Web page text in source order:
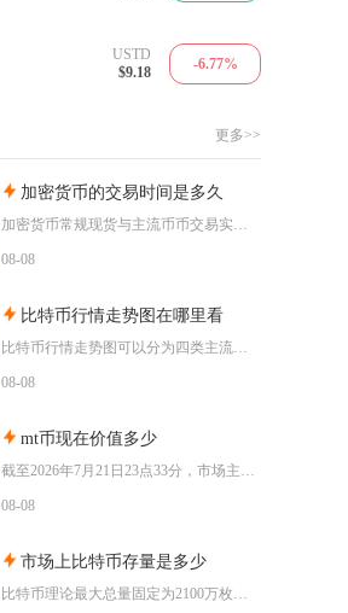
USTD
$9.18
-6.77%
更多>>
加密货币的交易时间是多久
加密货币常规现货与主流币币交易实行7天24小时全年不间断交易，一年365天无休市、无开盘收
08-08
比特币行情走势图在哪里看
比特币行情走势图可以分为四类主流查看渠道，分别是头部加密货币交易所自带行情系统、全球专业金
08-08
mt币现在价值多少
截至2026年7月21日23点33分，市场主流收录的MintToken（MT币）实时单价为
08-08
市场上比特币存量是多少
比特币理论最大总量固定为2100万枚，当前链上记账的理论流通存量约2004.5万枚，扣除永